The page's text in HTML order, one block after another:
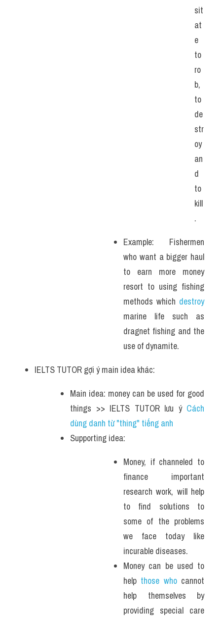
sit
at
e
to
ro
b,
to
de
str
oy
an
d
to
kill
.
Example: Fishermen
who want a bigger haul
to earn more money
resort to using fishing
methods which destroy
marine life such as
dragnet fishing and the
use of dynamite.
IELTS TUTOR gợi ý main idea khác:
Main idea: money can be used for good
things >> IELTS TUTOR lưu ý Cách
dùng danh từ "thing" tiếng anh
Supporting idea:
Money, if channeled to
finance important
research work, will help
to find solutions to
some of the problems
we face today like
incurable diseases.
Money can be used to
help those who cannot
help themselves by
providing special care